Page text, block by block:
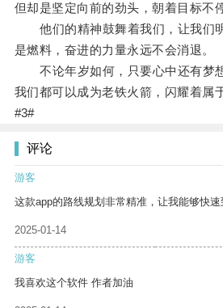
但却是坚定向前的劲头，朝着目标不
他们的精神鼓舞着我们，让我们
是燃料，奋进的力量永远不会消退。
不论年岁如何，只要心中还有梦想
我们都可以成为老铁火箭，闪耀着属
#3#
评论
游客
这款app的路线规划非常精准，让我能够快速
2025-01-14
游客
我喜欢这个软件 作者加油